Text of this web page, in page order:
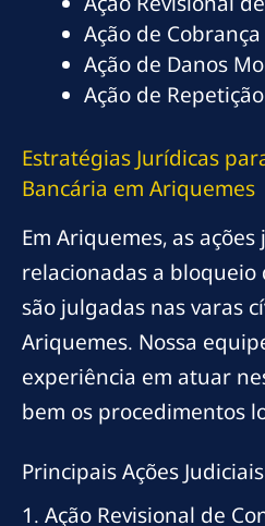
Ação de
Ação de Danos
Ação de
Estratégias Jurídicas
Bancária em Ariquemes
Em Ariquemes, as
relacionadas a bloqueio
são julgadas nas varas
Ariquemes. Nossa
experiência em atuar
bem os procedimentos
Principais Ações
1. Ação Revisional de